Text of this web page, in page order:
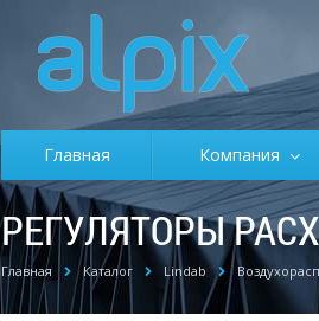
Главная Компания
РЕГУЛЯТОРЫ
Главная Каталог Lindab